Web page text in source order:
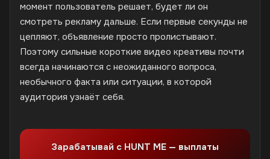
момент пользователь решает, будет ли он
смотреть рекламу дальше. Если первые секунды не
цепляют, объявление просто пролистывают.
Поэтому сильные короткие видео креативы почти
всегда начинаются с неожиданного вопроса,
необычного факта или ситуации, в которой
аудитория узнаёт себя.
Зарабатывай с HUNT ME — выплаты